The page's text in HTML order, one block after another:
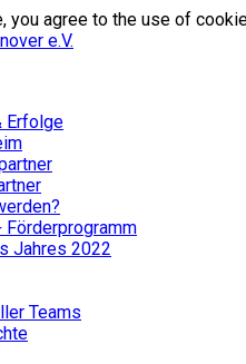
you agree to the use of
Erfolge
Förderprogramm
Jahres 2022
Teams